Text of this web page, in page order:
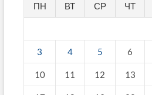
ПН ВТ СР ЧТ
3 4 5 6
10 11 12 13